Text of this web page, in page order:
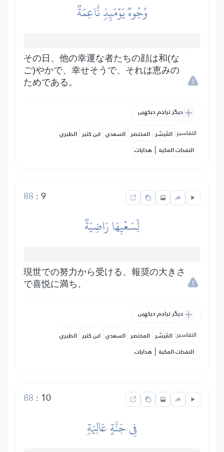
وُجُوهٞ يَوۡمَئِذٖ نَّاعِمَةٞ
その日、他の幸運な者たちの顔は和(な
ご)やかで、幸せそうで、それは恵みの
ためである。
دیگر تراجم دیکھیں
التفاسير: المُيسَّر المختصر السعدي ابن كثير الطبري
النفحات المكية | هدايات
9
:
88
لِّسَعۡيِهَا رَاضِيَةٞ
現世での努力から受ける、報奨の大きさ
で喜悦に満ち、
دیگر تراجم دیکھیں
التفاسير: المُيسَّر المختصر السعدي ابن كثير الطبري
النفحات المكية | هدايات
10
:
88
فِي جَنَّةٍ عَالِيَةٖ